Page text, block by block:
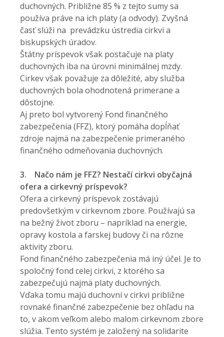
duchovných. Približne 85 % z tejto sumy sa
používa práve na ich platy (a odvody). Zvyšná
časť slúži na prevádzku ústredia cirkvi a
biskupských úradov.
Štátny príspevok však postačuje na platy
duchovných iba na úrovni minimálnej mzdy.
Cirkev však považuje za dôležité, aby služba
duchovných bola ohodnotená primerane a
dôstojne.
Aj preto bol vytvorený Fond finančného
zabezpečenia (FFZ), ktorý pomáha dopĺňať
zdroje najmä na zabezpečenie primeraného
finančného odmeňovania duchovných.
3.
Načo nám je FFZ? Nestačí cirkvi obyčajná
ofera a cirkevný príspevok?
Ofera a cirkevný príspevok zostávajú
predovšetkým v cirkevnom zbore. Používajú sa
na bežný život zboru – napríklad na energie,
opravy kostola a farskej budovy či na rôzne
aktivity zboru.
Fond finančného zabezpečenia má iný účel. Je to
spoločný fond celej cirkvi, z ktorého sa
zabezpečujú najmä platy duchovných.
Vďaka tomu majú duchovní v cirkvi približne
rovnaké finančné zabezpečenie bez ohľadu na
to, v akom veľkom alebo malom cirkevnom zbore
slúžia. Tento systém je založený na solidarite